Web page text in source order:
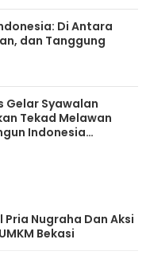
Di Antara
dan Tanggung
Gelar Syawalan
Tekad Melawan
Indonesia
Nugraha Dan Aksi
Bekasi